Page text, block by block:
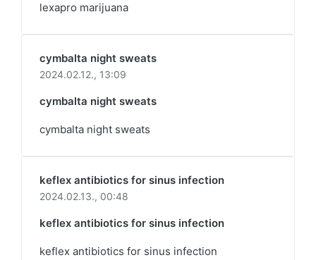
lexapro marijuana
cymbalta night sweats
2024.02.12., 13:09
cymbalta night sweats
cymbalta night sweats
keflex antibiotics for sinus infection
2024.02.13., 00:48
keflex antibiotics for sinus infection
keflex antibiotics for sinus infection